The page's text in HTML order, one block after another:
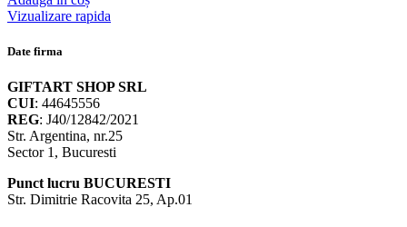
Vizualizare rapida
Date firma
GIFTART SHOP SRL
CUI: 44645556
REG: J40/12842/2021
Str. Argentina, nr.25
Sector 1, Bucuresti
Punct lucru BUCURESTI
Str. Dimitrie Racovita 25, Ap.01